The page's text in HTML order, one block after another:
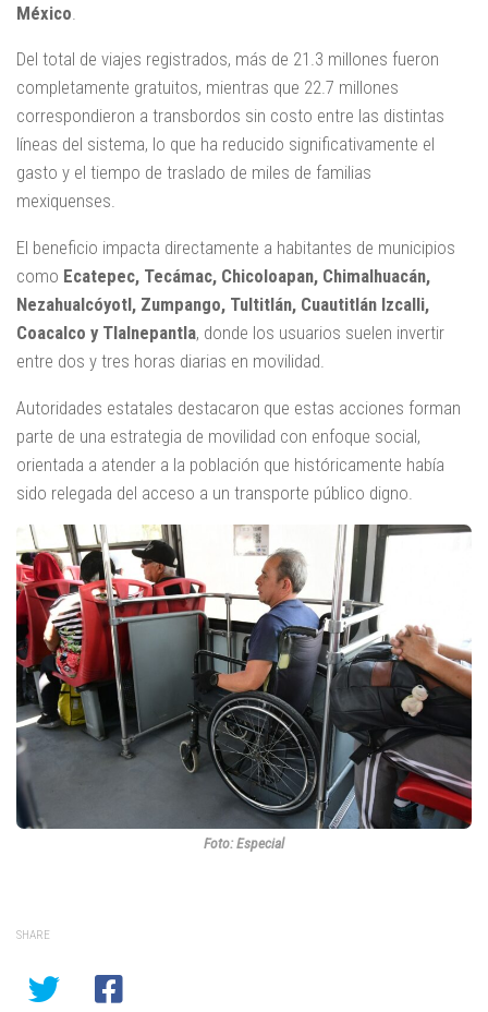
México
Del total de viajes registrados, más de 21.3 millones fueron
completamente gratuitos, mientras que 22.7 millones
correspondieron a transbordos sin costo entre las distintas
líneas del sistema, lo que ha reducido significativamente el
gasto y el tiempo de traslado de miles de familias
mexiquenses.
El beneficio impacta directamente a habitantes de municipios
como Ecatepec, Tecámac, Chicoloapan, Chimalhuacán,
Nezahualcóyotl, Zumpango, Tultitlán, Cuautitlán Izcalli,
Coacalco y Tlalnepantla, donde los usuarios suelen invertir
entre dos y tres horas diarias en movilidad.
Autoridades estatales destacaron que estas acciones forman
parte de una estrategia de movilidad con enfoque social,
orientada a atender a la población que históricamente había
sido relegada del acceso a un transporte público digno.
Foto: Especial
SHARE